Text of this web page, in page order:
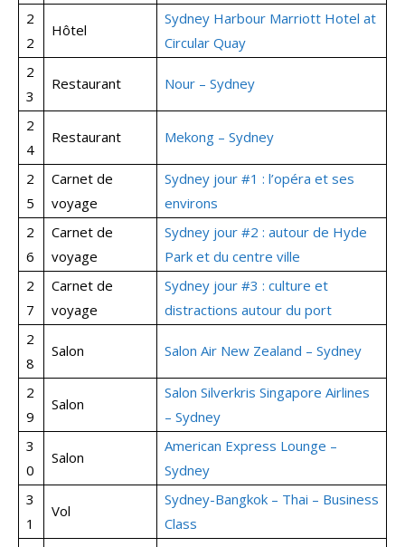
2
2
Hôtel
Sydney Harbour Marriott Hotel at
Circular Quay
2
3
Restaurant Nour – Sydney
2
4
Restaurant Mekong – Sydney
2
5
Carnet de
voyage
Sydney jour #1 : l’opéra et ses
environs
2
6
Carnet de
voyage
Sydney jour #2 : autour de Hyde
Park et du centre ville
2
7
Carnet de
voyage
Sydney jour #3 : culture et
distractions autour du port
2
8
Salon Salon Air New Zealand – Sydney
2
9
Salon
Salon Silverkris Singapore Airlines
– Sydney
3
0
Salon
American Express Lounge –
Sydney
3
1
Vol
Sydney-Bangkok – Thai – Business
Class